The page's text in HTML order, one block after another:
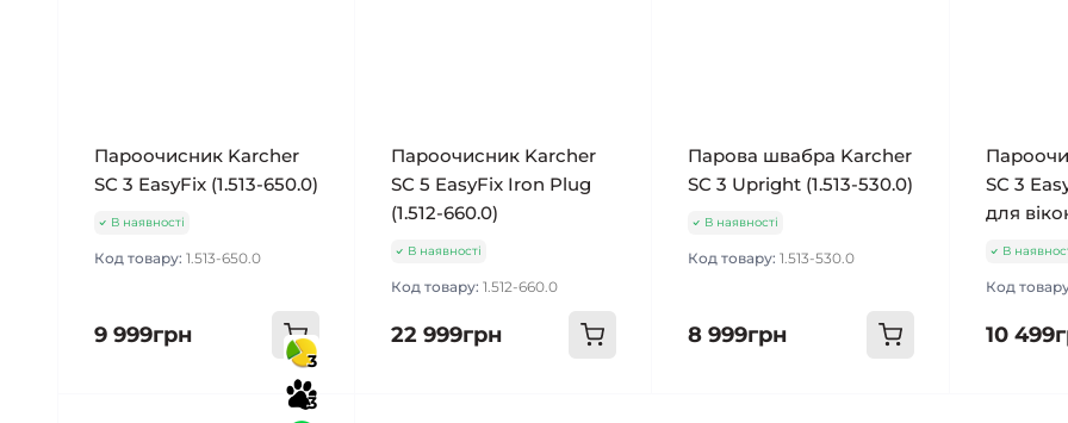
Пароочисник Karcher
SC 3 EasyFix (1.513-650.0)
В наявності
Код товару: 1.513-650.0
9 999грн
Пароочисник Karcher
SC 5 EasyFix Iron Plug
(1.512-660.0)
В наявності
Код товару: 1.512-660.0
22 999грн
Парова швабра Karcher
SC 3 Upright (1.513-530.0)
В наявності
Код товару:1.513-530.0
8 999грн
SC 3
для
В
Код
10
3
3